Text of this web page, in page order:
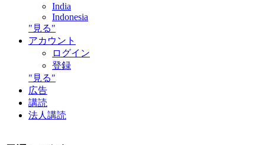
India
Indonesia
"見る"
アカウント
ログイン
登録
"見る"
広告
講読
法人講読